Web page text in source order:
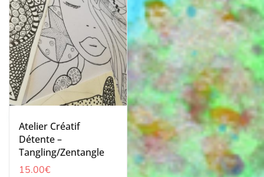
Atelier Créatif
Détente –
Tangling/Zentangle
15.00€